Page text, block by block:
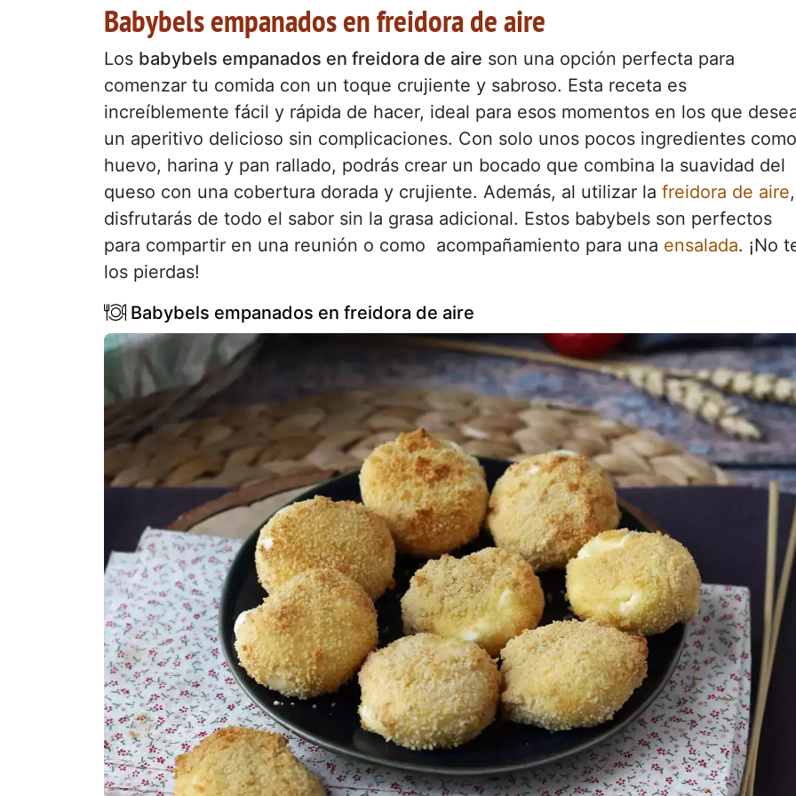
Babybels empanados en freidora de aire
Los babybels empanados en freidora de aire son una opción perfecta para
comenzar tu comida con un toque crujiente y sabroso. Esta receta es
increíblemente fácil y rápida de hacer, ideal para esos momentos en los que
un aperitivo delicioso sin complicaciones. Con solo unos pocos ingredientes como
huevo, harina y pan rallado, podrás crear un bocado que combina la suavidad del
queso con una cobertura dorada y crujiente. Además, al utilizar la freidora de aire,
disfrutarás de todo el sabor sin la grasa adicional. Estos babybels son perfectos
para compartir en una reunión o como acompañamiento para una ensalada. ¡No
los pierdas!
Babybels empanados en freidora de aire